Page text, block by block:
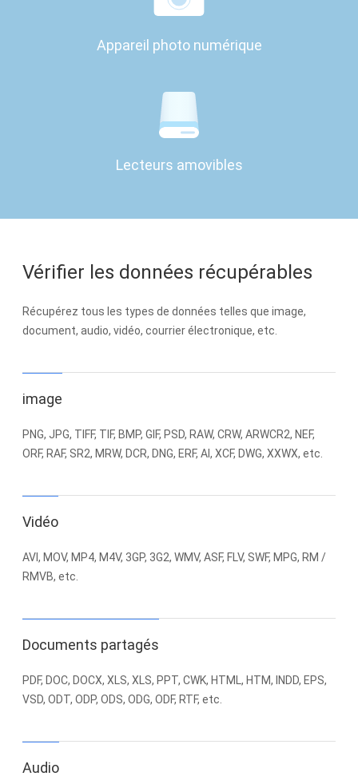
Appareil photo numérique
Lecteurs amovibles
Vérifier les données récupérables
Récupérez tous les types de données telles que image,
document, audio, vidéo, courrier électronique, etc.
image
PNG, JPG, TIFF, TIF, BMP, GIF, PSD, RAW, CRW, ARWCR2, NEF,
ORF, RAF, SR2, MRW, DCR, DNG, ERF, AI, XCF, DWG, XXWX, etc.
Vidéo
AVI, MOV, MP4, M4V, 3GP, 3G2, WMV, ASF, FLV, SWF, MPG, RM /
RMVB, etc.
Documents partagés
PDF, DOC, DOCX, XLS, XLS, PPT, CWK, HTML, HTM, INDD, EPS,
VSD, ODT, ODP, ODS, ODG, ODF, RTF, etc.
Audio